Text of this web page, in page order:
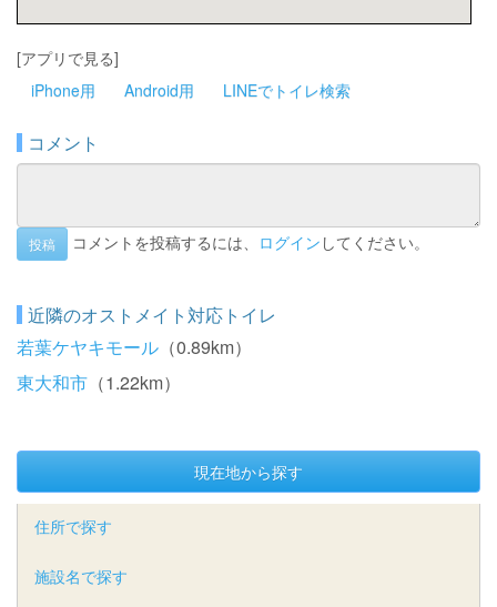
[アプリで見る]
iPhone用
Android用 LINEでトイレ検索
コメント
投稿 コメントを投稿するには、 ログイン してください。
近隣のオストメイト対応トイレ
若葉ケヤキモール （0.89km）
東大和市 （1.22km）
現在地から探す
住所で探す
施設名で探す